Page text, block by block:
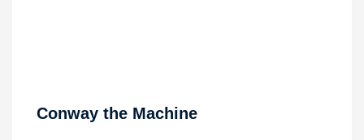
Conway the Machine